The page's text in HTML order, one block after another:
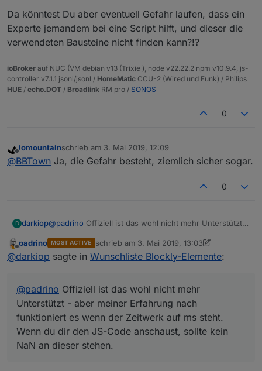
Da könntest Du aber eventuell Gefahr laufen, dass ein
Experte jemandem bei eine Script hilft, und dieser die
verwendeten Bausteine nicht finden kann?!?
ioBroker auf NUC (VM debian v13 (Trixie ), node v22.22.2 npm v10.9.4, js-
controller v7.1.1 jsonl/jsonl / HomeMatic CCU-2 (Wired und Funk) / Philips
HUE / echo.DOT / Broadlink RM pro / SONOS
0
Offline
iomountainschrieb am 3. Mai 2019, 12:09
zuletzt editiert von
@BBTown Ja, die Gefahr besteht, ziemlich sicher sogar.
0
D darkiop@padrino Offiziell ist das wohl nicht mehr Unterstützt -
Zeitwerk auf ms steht. Wenn du dir den JS-Code
anschaust, sollte kein NaN an dieser stehen.
Offline
padrino MOST ACTIVE schrieb am 3. Mai 2019, 13:03
zuletzt editiert von padrino5. März 2019,
@darkiop sagte in Wunschliste Blockly-Elemente:
@padrino Offiziell ist das wohl nicht mehr
Unterstützt - aber meiner Erfahrung nach
funktioniert es wenn der Zeitwerk auf ms steht.
Wenn du dir den JS-Code anschaust, sollte kein
NaN an dieser stehen.